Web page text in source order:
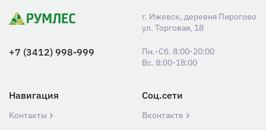
г. Ижевск, деревня Пирогово
ул. Торговая, 18
+7 (3412) 998-999
Пн.-Сб. 8:00-20:00
Вс. 8:00-18:00
Навигация
Контакты
Соц.сети
Вконтакте